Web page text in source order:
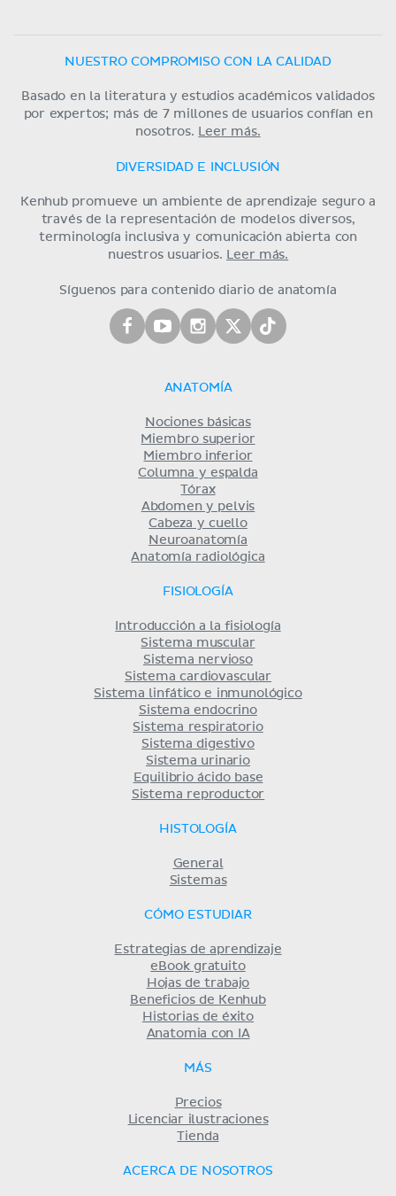
NUESTRO COMPROMISO CON LA CALIDAD
Basado en la literatura y estudios académicos validados
por expertos; más de 7 millones de usuarios confían en
nosotros.
Leer más.
DIVERSIDAD E INCLUSIÓN
Kenhub promueve un ambiente de aprendizaje seguro a
través de la representación de modelos diversos,
terminología inclusiva y comunicación abierta con
nuestros usuarios.
Leer más.
Síguenos para contenido diario de anatomía
ANATOMÍA
Nociones básicas
Miembro superior
Miembro inferior
Columna y espalda
Tórax
Abdomen y pelvis
Cabeza y cuello
Neuroanatomía
Anatomía radiológica
FISIOLOGÍA
Introducción a la fisiología
Sistema muscular
Sistema nervioso
Sistema cardiovascular
Sistema linfático e inmunológico
Sistema endocrino
Sistema respiratorio
Sistema digestivo
Sistema urinario
Equilibrio ácido base
Sistema reproductor
HISTOLOGÍA
General
Sistemas
CÓMO ESTUDIAR
Estrategias de aprendizaje
eBook gratuito
Hojas de trabajo
Beneficios de Kenhub
Historias de éxito
Anatomia con IA
MÁS
Precios
Licenciar ilustraciones
Tienda
ACERCA DE NOSOTROS